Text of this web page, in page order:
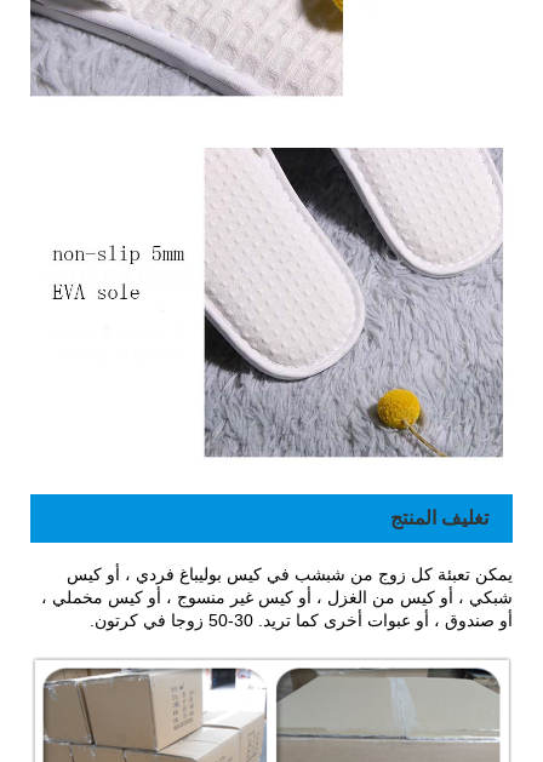
تغليف المنتج
يمكن تعبئة كل زوج من شبشب في كيس بوليباغ فردي ، أو كيس
شبكي ، أو كيس من الغزل ، أو كيس غير منسوج ، أو كيس مخملي ،
أو صندوق ، أو عبوات أخرى كما تريد. 30-50 زوجا في كرتون.